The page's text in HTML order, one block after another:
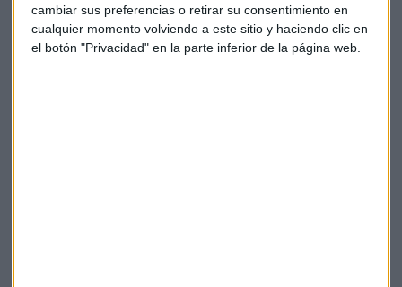
cambiar sus preferencias o retirar su consentimiento en
cualquier momento volviendo a este sitio y haciendo clic en
el botón "Privacidad" en la parte inferior de la página web.
"Mirando a diez años vista, que es como, en mi opinión, hay
que ver la bolsa, yo creo que a diez años en estas compañías
se va a ganar dinero", sentencia, destacando que su fondo